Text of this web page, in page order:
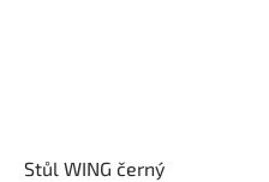
Stůl WING černý